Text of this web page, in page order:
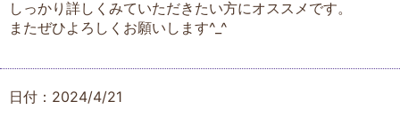
しっかり詳しくみていただきたい方にオススメです。
またぜひよろしくお願いします^_^
日付：2024/4/21